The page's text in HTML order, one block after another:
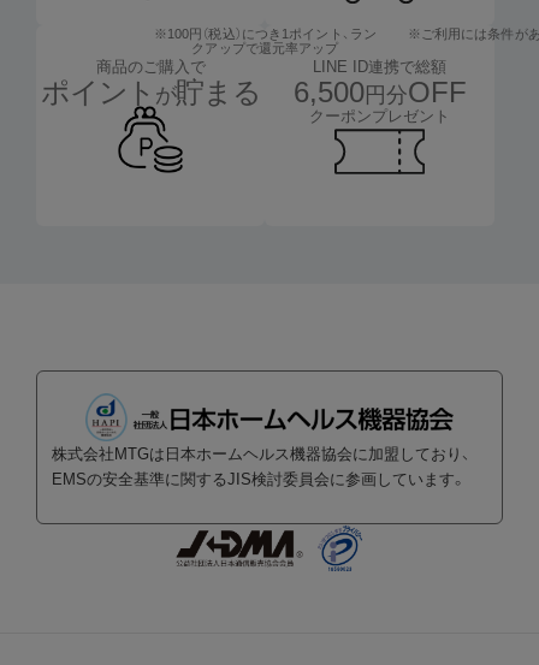
商品のご購入で
ポイント が貯まる
※100円（税込）につき1ポイント、 ラン
クアップで還元率アップ
LINE ID連携で総額
6,500円分OFF
クーポンプレゼント
※ご利用には条件が
株式会社MTGは日本ホームヘルス機器協会に加盟しており、
EMSの安全基準に関するJIS検討委員会に参画しています。